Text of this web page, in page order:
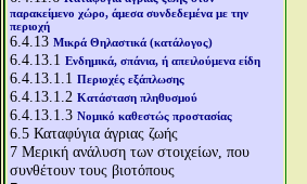
παρακείμενο χώρο, άμεσα συνδεδεμένα με την
περιοχή
6.4.13 Μικρά Θηλαστικά (κατάλογος)
6.4.13.1 Ενδημικά, σπάνια, ή απειλούμενα είδη
6.4.13.1.1 Περιοχές εξάπλωσης
6.4.13.1.2 Κατάσταση πληθυσμού
6.4.13.1.3 Νομικό καθεστώς προστασίας
6.5 Καταφύγια άγριας ζωής
7 Μερική ανάλυση των στοιχείων, που
συνθέτουν τους βιοτόπους